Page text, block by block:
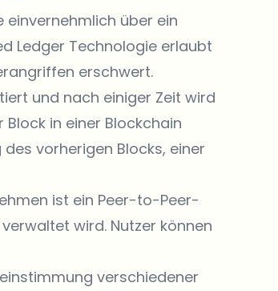
einvernehmlich über ein
Ledger Technologie erlaubt
erschwert.
und nach einiger Zeit wird
in einer Blockchain
vorherigen Blocks, einer
ist ein Peer-to-Peer-
wird. Nutzer können
verschiedener